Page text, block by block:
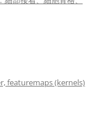
featuremaps (kernels)